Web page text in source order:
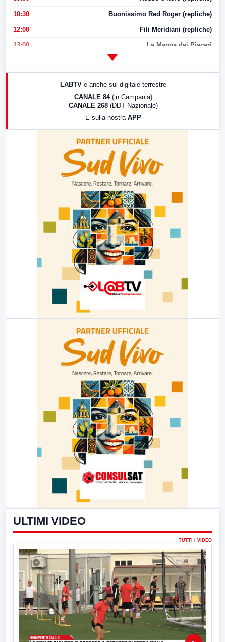
10:30 Buonissimo Red Roger (repliche)
12:00 Fili Meridiani (repliche)
13:00 La Mappa dei Piaceri
17:00 LabNews (replica)
LABTV e anche sul digitale terrestre
CANALE 84 (in Campania)
CANALE 268 (DDT Nazionale)
E sulla nostra APP
ULTIMI VIDEO
TUTTI I VIDEO